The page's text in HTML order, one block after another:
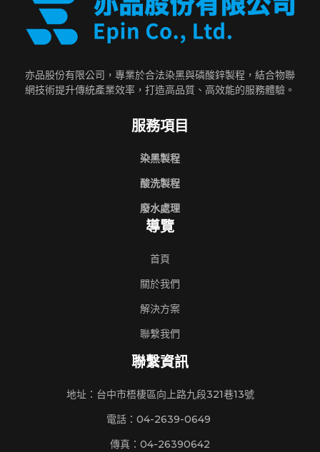
亦品股份有限公司，專業於合法染黑與磷酸鋅製程，結合物聯
網技術提升傳統產業效率，打造高品質、高效能的服務體驗。
服務項目
染黑製程
酸洗製程
廢水處理
導覽
首頁
關於我們
解決方案
聯繫我們
聯繫資訊
地址：台中市梧棲區向上路九段321巷13號
電話：04-2639-0649
傳真：04-26390642